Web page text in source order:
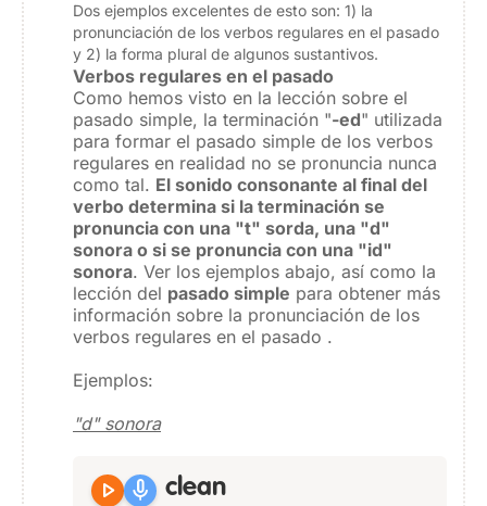
Dos ejemplos excelentes de esto son: 1) la
pronunciación de los verbos regulares en el pasado
y 2) la forma plural de algunos sustantivos.
Verbos regulares en el pasado
Como hemos visto en la lección sobre el
pasado simple, la terminación "-ed" utilizada
para formar el pasado simple de los verbos
regulares en realidad no se pronuncia nunca
como tal. El sonido consonante al final del
verbo determina si la terminación se
pronuncia con una "t" sorda, una "d"
sonora o si se pronuncia con una "id"
sonora. Ver los ejemplos abajo, así como la
lección del pasado simple para obtener más
información sobre la pronunciación de los
verbos regulares en el pasado .
Ejemplos:
"d" sonora
play_arrow mic clean